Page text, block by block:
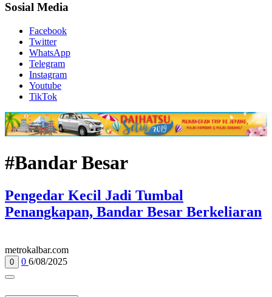
Sosial Media
Facebook
Twitter
WhatsApp
Telegram
Instagram
Youtube
TikTok
#Bandar Besar
Pengedar Kecil Jadi Tumbal
Penangkapan, Bandar Besar Berkeliaran
metrokalbar.com
0 0 6/08/2025